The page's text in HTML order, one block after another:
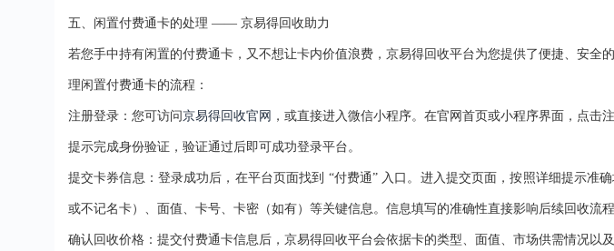
五、闲置付费通卡的处理 —— 京易得回收助力
若您手中持有闲置的付费通卡，又不想让卡内价值浪费，京易得回收平台为您提供了便捷、安全
理闲置付费通卡的流程：
注册登录：您可访问京易得回收官网 ，或直接进入微信小程序。在官网首页或小程序界面，点击
提示完成身份验证，验证通过后即可成功登录平台。
提交卡券信息：登录成功后，在平台页面找到 “付费通” 入口。进入提交页面，按照详细提示准
或不记名卡）、面值、卡号、卡密（如有）等关键信息。信息填写的准确性直接影响后续回收流
确认回收价格：提交付费通卡信息后，京易得回收平台会依据卡的类型、面值、市场供需情况以